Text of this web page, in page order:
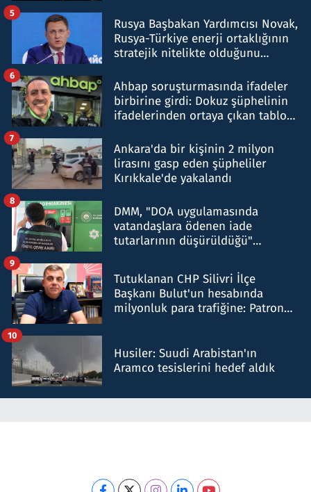
Rusya Başbakan Yardımcısı Novak,
Rusya-Türkiye enerji ortaklığının
stratejik nitelikte olduğunu
5
Ahbap soruşturmasında ifadeler
birbirine girdi: Dokuz şüphelinin
ifadelerinden ortaya çıkan tablo
6
Ankara'da bir kişinin 2 milyon
lirasını gasp eden şüpheliler
Kırıkkale'de yakalandı
7
DMM, "DOA uygulamasında
vatandaşlara ödenen iade
tutarlarının düşürüldüğü"
8
Tutuklanan CHP Silivri İlçe
Başkanı Bulut'un hesabında
milyonluk para trafiğine: Patron
9
Husiler: Suudi Arabistan'ın
Aramco tesislerini hedef aldık
10